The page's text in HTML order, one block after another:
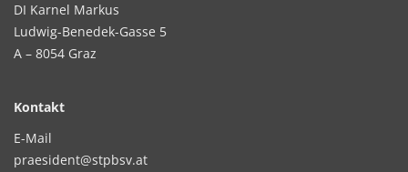
DI Karnel Markus
Ludwig-Benedek-Gasse 5
A – 8054 Graz
Kontakt
E-Mail
praesident@stpbsv.at